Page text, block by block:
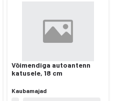
Võimendiga autoantenn
katusele, 18 cm
Kaubamajad